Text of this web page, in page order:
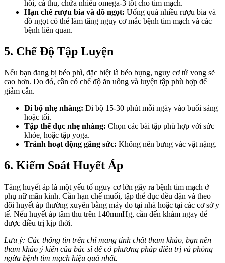
hồi, cá thu, chứa nhiều omega-3 tốt cho tim mạch.
Hạn chế rượu bia và đồ ngọt: Uống quá nhiều rượu bia và
đồ ngọt có thể làm tăng nguy cơ mắc bệnh tim mạch và các
bệnh liên quan.
5. Chế Độ Tập Luyện
Nếu bạn đang bị béo phì, đặc biệt là béo bụng, nguy cơ tử vong sẽ
cao hơn. Do đó, cần có chế độ ăn uống và luyện tập phù hợp để
giảm cân.
Đi bộ nhẹ nhàng: Đi bộ 15-30 phút mỗi ngày vào buổi sáng
hoặc tối.
Tập thể dục nhẹ nhàng: Chọn các bài tập phù hợp với sức
khỏe, hoặc tập yoga.
Tránh hoạt động gắng sức: Không nên bưng vác vật nặng.
6. Kiểm Soát Huyết Áp
Tăng huyết áp là một yếu tố nguy cơ lớn gây ra bệnh tim mạch ở
phụ nữ mãn kinh. Cần hạn chế muối, tập thể dục đều đặn và theo
dõi huyết áp thường xuyên bằng máy đo tại nhà hoặc tại các cơ sở y
tế. Nếu huyết áp tâm thu trên 140mmHg, cần đến khám ngay để
được điều trị kịp thời.
Lưu ý: Các thông tin trên chỉ mang tính chất tham khảo, bạn nên
tham khảo ý kiến của bác sĩ để có phương pháp điều trị và phòng
ngừa bệnh tim mạch hiệu quả nhất.